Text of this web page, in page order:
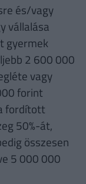
és/vagy
vállalása
gyermek
2 600 000
vagy
forint
fordított
50%-át,
összesen
5 000 000